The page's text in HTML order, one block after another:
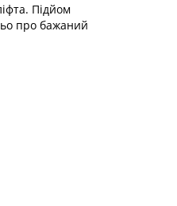
Підйом
про бажаний